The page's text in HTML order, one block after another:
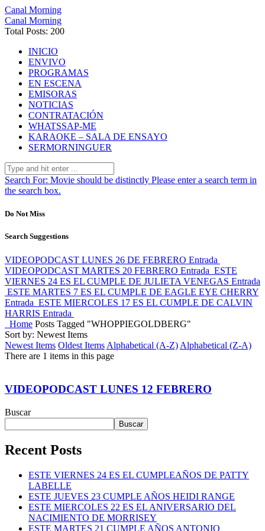
Canal Morning
Canal Morning
Total Posts: 200
INICIO
ENVIVO
PROGRAMAS
EN ESCENA
EMISORAS
NOTICIAS
CONTRATACIÓN
WHATSSAP-ME
KARAOKE – SALA DE ENSAYO
SERMORNINGUER
Search For: Movie should be distinctly Please enter a search term in
the search box.
Do Not Miss
Search Suggestions
VIDEOPODCAST LUNES 26 DE FEBRERO Entrada
VIDEOPODCAST MARTES 20 FEBRERO Entrada ESTE
VIERNES 24 ES EL CUMPLE DE JULIETA VENEGAS Entrada
ESTE MARTES 7 ES EL CUMPLE DE EAGLE EYE CHERRY
Entrada ESTE MIERCOLES 17 ES EL CUMPLE DE CALVIN
HARRIS Entrada
Home Posts Tagged "WHOPPIEGOLDBERG"
Sort by: Newest Items
Newest Items Oldest Items Alphabetical (A-Z) Alphabetical (Z-A)
There are 1 items in this page
VIDEOPODCAST LUNES 12 FEBRERO
Buscar
Buscar
Recent Posts
ESTE VIERNES 24 ES EL CUMPLEAÑOS DE PATTY
LABELLE
ESTE JUEVES 23 CUMPLE AÑOS HEIDI RANGE
ESTE MIERCOLES 22 ES EL ANIVERSARIO DEL
NACIMIENTO DE MORRISEY
ESTE MARTES 21 CUMPLE AÑOS ANTONIO